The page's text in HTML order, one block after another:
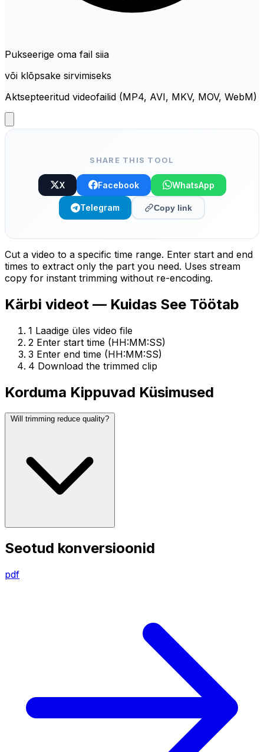
Pukseerige oma fail siia
või klõpsake sirvimiseks
Aktsepteeritud videofailid (MP4, AVI, MKV, MOV, WebM)
SHARE THIS TOOL
X Facebook WhatsApp
Telegram Copy link
Cut a video to a specific time range. Enter start and end
times to extract only the part you need. Uses stream
copy for instant trimming without re-encoding.
Kärbi videot — Kuidas See Töötab
1 Laadige üles video file
2 Enter start time (HH:MM:SS)
3 Enter end time (HH:MM:SS)
4 Download the trimmed clip
Korduma Kippuvad Küsimused
Will trimming reduce quality?
Seotud konversioonid
pdf